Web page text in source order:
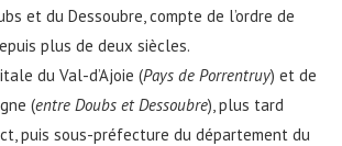
et du Dessoubre, compte de l’ordre de
plus de deux siècles.
du Val-d’Ajoie (Pays de Porrentruy) et de
(entre Doubs et Dessoubre), plus tard
puis sous-préfecture du département du